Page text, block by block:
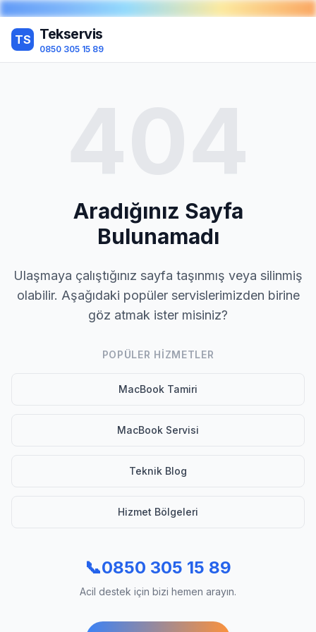
TS Tekservis
0850 305 15 89
Aradığınız Sayfa
Bulunamadı
Ulaşmaya çalıştığınız sayfa taşınmış veya silinmiş
olabilir. Aşağıdaki popüler servislerimizden birine
göz atmak ister misiniz?
POPÜLER HIZMETLER
MacBook Tamiri
MacBook Servisi
Teknik Blog
Hizmet Bölgeleri
📞0850 305 15 89
Acil destek için bizi hemen arayın.